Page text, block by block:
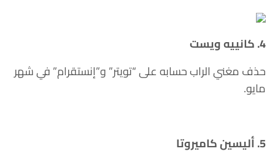
4. كانييه ويست
حذف مغني الراب حسابه على “تويتر” و”إنستقرام” في شهر
مايو.
5. أليسين كاميروتا